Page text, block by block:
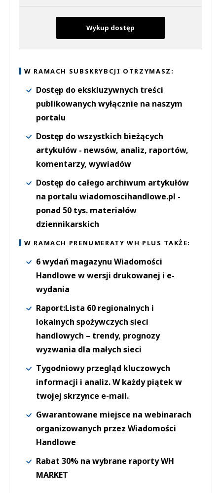
Wykup dostęp
W RAMACH SUBSKRYBCJI OTRZYMASZ:
Dostęp do ekskluzywnych treści
publikowanych wyłącznie na naszym
portalu
Dostęp do wszystkich bieżących
artykułów - newsów, analiz, raportów,
komentarzy, wywiadów
Dostęp do całego archiwum artykułów
na portalu wiadomoscihandlowe.pl -
ponad 50 tys. materiałów
dziennikarskich
W RAMACH PRENUMERATY WH PLUS TAKŻE:
6 wydań magazynu Wiadomości
Handlowe w wersji drukowanej i e-
wydania
Raport:Lista 60 regionalnych i
lokalnych spożywczych sieci
handlowych – trendy, prognozy
wyzwania dla małych sieci
Tygodniowy przegląd kluczowych
informacji i analiz. W każdy piątek w
twojej skrzynce e-mail.
Gwarantowane miejsce na webinarach
organizowanych przez Wiadomości
Handlowe
Rabat 30% na wybrane raporty WH
MARKET